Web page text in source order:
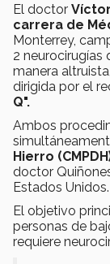
El doctor
carrera de
Monterrey,
2 neurocirugías
manera
dirigida por el
Q".
Ambos
Hierro
doctor
Estados Unidos.
El objetivo
personas de
requiere